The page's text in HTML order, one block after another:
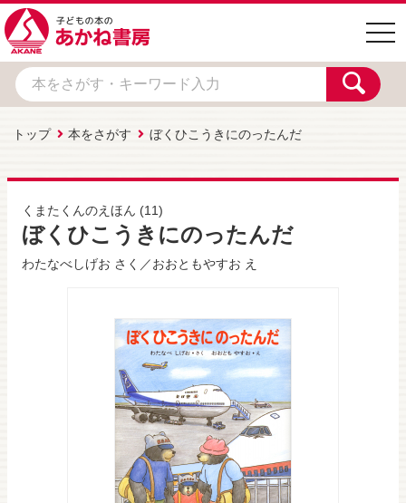
トップ 本をさがす ぼくひこうきにのったんだ
くまたくんのえほん (11)
ぼくひこうきにのったんだ
わたなべしげお さく／おおともやすお え